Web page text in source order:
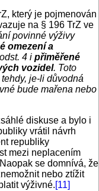
který je pojmenován
na § 196 TrZ ve
povinné výživy
omezení a
4 i přiměřené
vozidel. Toto
je-li důvodná
bude mařena nebo
diskuse a bylo i
vrátil návrh
republiky
mezi neplacením
se domnívá, že
nebo ztížit
výživné.[11]